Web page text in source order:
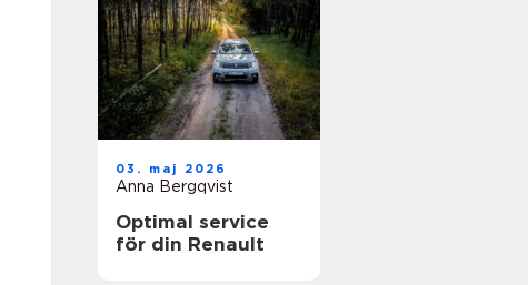
03. maj 2026
Anna Bergqvist
Optimal service
för din Renault